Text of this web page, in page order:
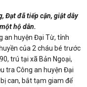
Đạt đã tiếp cận, giật dây
hộ dân.
an huyện Đại Từ, tỉnh
của 2 cháu bé trước
trú tại xã Bản Ngoại,
tra Công an huyện Đại
can, bắt tạm giam để